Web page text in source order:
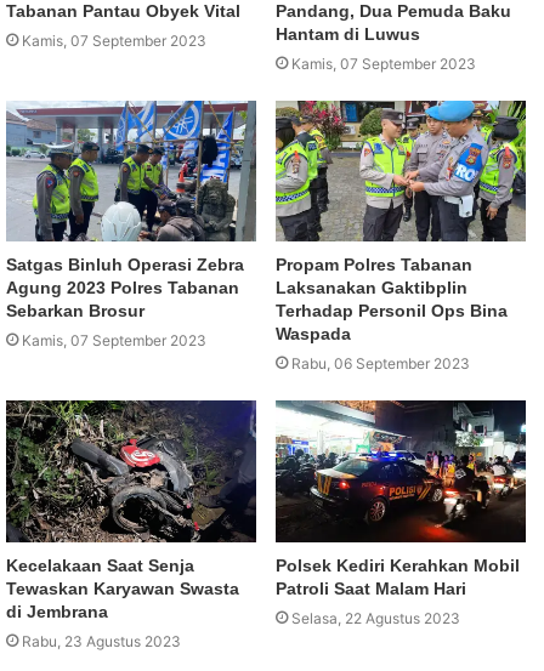
Tabanan Pantau Obyek Vital
Kamis, 07 September 2023
Pandang, Dua Pemuda Baku
Hantam di Luwus
Kamis, 07 September 2023
Satgas Binluh Operasi Zebra
Agung 2023 Polres Tabanan
Sebarkan Brosur
Kamis, 07 September 2023
Propam Polres Tabanan
Laksanakan Gaktibplin
Terhadap Personil Ops Bina
Waspada
Rabu, 06 September 2023
Kecelakaan Saat Senja
Tewaskan Karyawan Swasta
di Jembrana
Rabu, 23 Agustus 2023
Polsek Kediri Kerahkan Mobil
Patroli Saat Malam Hari
Selasa, 22 Agustus 2023